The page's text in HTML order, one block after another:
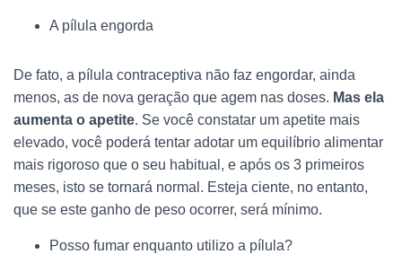
A pílula engorda
De fato, a pílula contraceptiva não faz engordar, ainda
menos, as de nova geração que agem nas doses. Mas ela
aumenta o apetite. Se você constatar um apetite mais
elevado, você poderá tentar adotar um equilíbrio alimentar
mais rigoroso que o seu habitual, e após os 3 primeiros
meses, isto se tornará normal. Esteja ciente, no entanto,
que se este ganho de peso ocorrer, será mínimo.
Posso fumar enquanto utilizo a pílula?